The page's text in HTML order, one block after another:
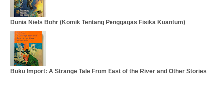
Dunia Niels Bohr (Komik Tentang Penggagas Fisika Kuantum)
Buku Import: A Strange Tale From East of the River and Other Stories